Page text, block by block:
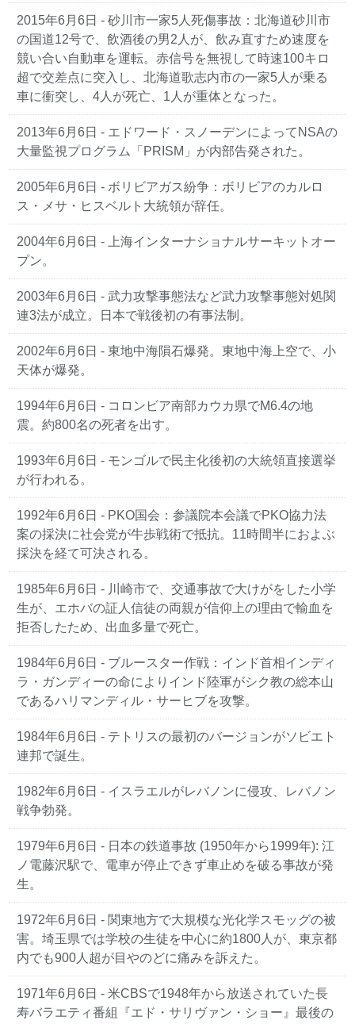
2015年6月6日 - 砂川市一家5人死傷事故：北海道砂川市
の国道12号で、飲酒後の男2人が、飲み直すため速度を
競い合い自動車を運転。赤信号を無視して時速100キロ
超で交差点に突入し、北海道歌志内市の一家5人が乗る
車に衝突し、4人が死亡、1人が重体となった。
2013年6月6日 - エドワード・スノーデンによってNSAの
大量監視プログラム「PRISM」が内部告発された。
2005年6月6日 - ボリビアガス紛争：ボリビアのカルロ
ス・メサ・ヒスベルト大統領が辞任。
2004年6月6日 - 上海インターナショナルサーキットオー
プン。
2003年6月6日 - 武力攻撃事態法など武力攻撃事態対処関
連3法が成立。日本で戦後初の有事法制。
2002年6月6日 - 東地中海隕石爆発。東地中海上空で、小
天体が爆発。
1994年6月6日 - コロンビア南部カウカ県でM6.4の地
震。約800名の死者を出す。
1993年6月6日 - モンゴルで民主化後初の大統領直接選挙
が行われる。
1992年6月6日 - PKO国会：参議院本会議でPKO協力法
案の採決に社会党が牛歩戦術で抵抗。11時間半におよぶ
採決を経て可決される。
1985年6月6日 - 川崎市で、交通事故で大けがをした小学
生が、エホバの証人信徒の両親が信仰上の理由で輸血を
拒否したため、出血多量で死亡。
1984年6月6日 - ブルースター作戦：インド首相インディ
ラ・ガンディーの命によりインド陸軍がシク教の総本山
であるハリマンディル・サーヒブを攻撃。
1984年6月6日 - テトリスの最初のバージョンがソビエト
連邦で誕生。
1982年6月6日 - イスラエルがレバノンに侵攻、レバノン
戦争勃発。
1979年6月6日 - 日本の鉄道事故 (1950年から1999年): 江
ノ電藤沢駅で、電車が停止できず車止めを破る事故が発
生。
1972年6月6日 - 関東地方で大規模な光化学スモッグの被
害。埼玉県では学校の生徒を中心に約1800人が、東京都
内でも900人超が目やのどに痛みを訴えた。
1971年6月6日 - 米CBSで1948年から放送されていた長
寿バラエティ番組『エド・サリヴァン・ショー』最後の